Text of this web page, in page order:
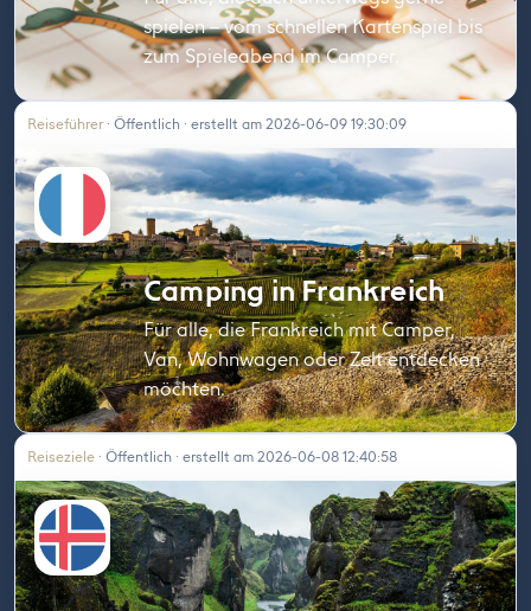
spielen – vom schnellen Kartenspiel bis
zum Spieleabend im Camper.
Reiseführer · Öffentlich · erstellt am 2026-06-09 19:30:09
Camping in Frankreich
Für alle, die Frankreich mit Camper,
Van, Wohnwagen oder Zelt entdecken
möchten.
Reiseziele · Öffentlich · erstellt am 2026-06-08 12:40:58